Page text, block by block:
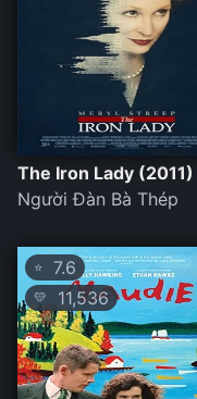
The Iron Lady (2011)
Người Đàn Bà Thép
⭐ 7.6
💛 11,536